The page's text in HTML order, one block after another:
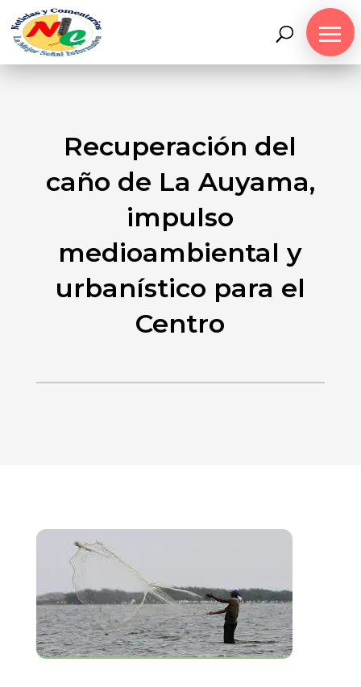
Recuperación del
caño de La Auyama,
impulso
medioambiental y
urbanístico para el
Centro